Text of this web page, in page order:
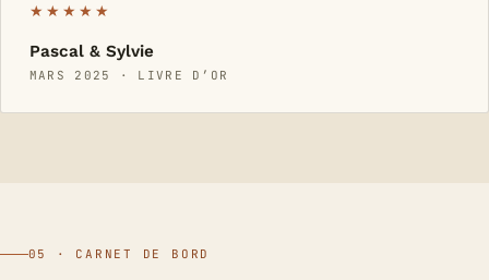
★★★★★
Pascal & Sylvie
MARS 2025 · LIVRE D’OR
05 · CARNET DE BORD